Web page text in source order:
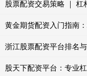
股票配资交易策略 ｜ 杠
黄金期货配资入门指南
浙江股票配资平台排名
股天下配资平台：专业